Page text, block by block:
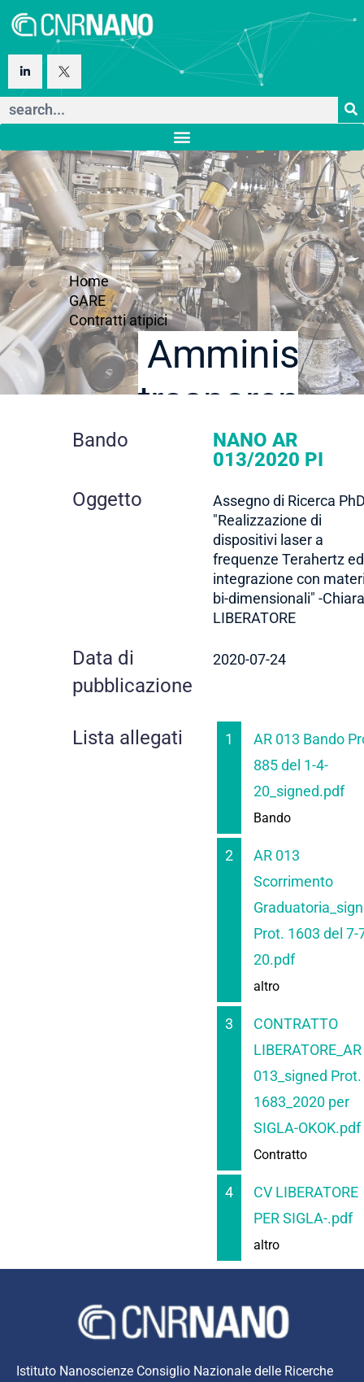
Home
GARE
Contratti atipici
trasparente
dettaglio
contratto
Bando
NANO AR
013/2020 PI
Oggetto
Assegno di Ricerca
"Realizzazione di
dispositivi laser a
frequenze Terahertz ed
integrazione con
bi-dimensionali" -Chiara
LIBERATORE
Data di
pubblicazione
2020-07-24
Lista allegati 1
AR 013 Bando
885 del 1-4-
20_signed.pdf
Bando
2
AR 013
Scorrimento
Prot. 1603 del 7-
20.pdf
altro
3
CONTRATTO
LIBERATORE_AR
013_signed Prot.
1683_2020 per
SIGLA-OKOK.pdf
Contratto
4
CV LIBERATORE
PER SIGLA-.pdf
altro
Istituto Nanoscienze Consiglio Nazionale delle Ricerche